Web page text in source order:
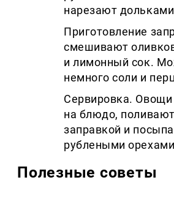
нарезают
Приготовление
смешивают
и лимонный сок.
немного соли и
Сервировка.
на блюдо,
заправкой и
рублеными
Полезные советы